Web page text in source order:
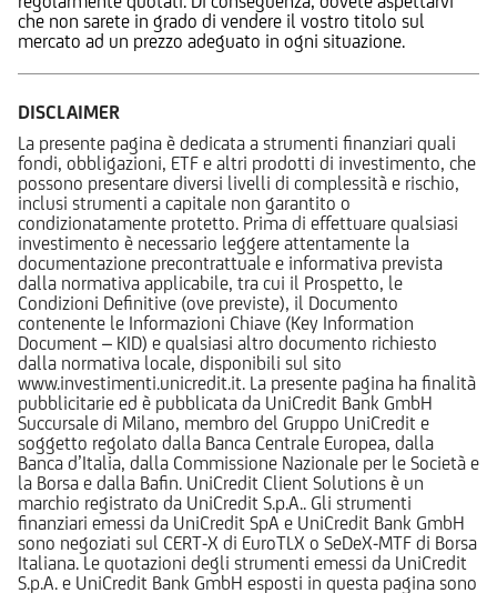
che non sarete in grado di vendere il vostro titolo sul
mercato ad un prezzo adeguato in ogni situazione.
DISCLAIMER
La presente pagina è dedicata a strumenti finanziari quali
fondi, obbligazioni, ETF e altri prodotti di investimento, che
possono presentare diversi livelli di complessità e rischio,
inclusi strumenti a capitale non garantito o
condizionatamente protetto. Prima di effettuare qualsiasi
investimento è necessario leggere attentamente la
documentazione precontrattuale e informativa prevista
dalla normativa applicabile, tra cui il Prospetto, le
Condizioni Definitive (ove previste), il Documento
contenente le Informazioni Chiave (Key Information
Document – KID) e qualsiasi altro documento richiesto
dalla normativa locale, disponibili sul sito
www.investimenti.unicredit.it. La presente pagina ha finalità
pubblicitarie ed è pubblicata da UniCredit Bank GmbH
Succursale di Milano, membro del Gruppo UniCredit e
soggetto regolato dalla Banca Centrale Europea, dalla
Banca d’Italia, dalla Commissione Nazionale per le Società e
la Borsa e dalla Bafin. UniCredit Client Solutions è un
marchio registrato da UniCredit S.p.A.. Gli strumenti
finanziari emessi da UniCredit SpA e UniCredit Bank GmbH
sono negoziati sul CERT-X di EuroTLX o SeDeX-MTF di Borsa
Italiana. Le quotazioni degli strumenti emessi da UniCredit
S.p.A. e UniCredit Bank GmbH esposti in questa pagina sono